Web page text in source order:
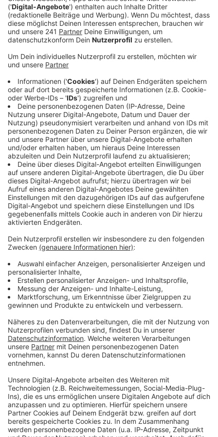
Anzeige
Auch am Geißbockheim wäre mehr drin gewesen. So
konnten die stark ersatzgeschwächten Gladbach
keinen Boden auf die Plätze über dem Strich
gutmachen.
Schon in der ersten Halbzeit hätte die Elf von 09-
Trainer Helge Hohl in Führung gehen müssen, doch
Serhat Koruk, Milo McCormick und Astrit Dauti
bekamen den Ball nicht im Tor unter. Stattdessen
waren die Geißböcke fünf Minuten vor der Pause zur
Stelle und erzielten durch Oliver Schmitt die Führung.
Nach dem Seitenwechsel knüpfte 09 an den guten
Auftritt aus dem ersten Durchgang an und hatte eine
Ecke nach der anderen. Mittelstürmer Serhat Koruk
gelang mit seinem 18. Saisontreffer auch das
verdiente 1:1 (64.). In der Schlussphase dann leisteten
sich die 09er einen dicken Bock, den der FC durch den
Bensberger Lucas Musculus in der 80. Minute mit
sehenswertem Abschluss zum Siegtreffer nutzte.
"Das war ein richtiges Slapstick-Tor", zeigte sich 09-
Sportdirektor Christian Schlösser enttäuscht, "und
jetzt stehen wir wieder mit leeren Händen da."
In der Tabelle bleibt Gladbach drittletzter und 19. mit
26 Punkten und vier Zählern Rückstand auf´s rettende
Ufer. Mittwoch geht es zu Hause gegen den
fünftletzten Sportfreunde Lotte weiter.
Anzeige